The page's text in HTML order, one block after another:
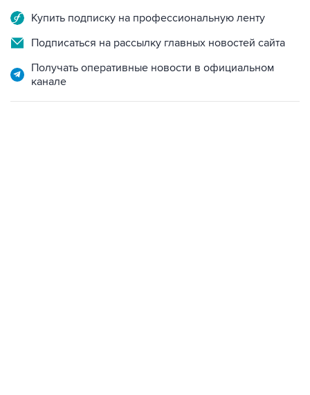
Подписаться на рассылку главных новостей сайта
Получать оперативные новости в официальном